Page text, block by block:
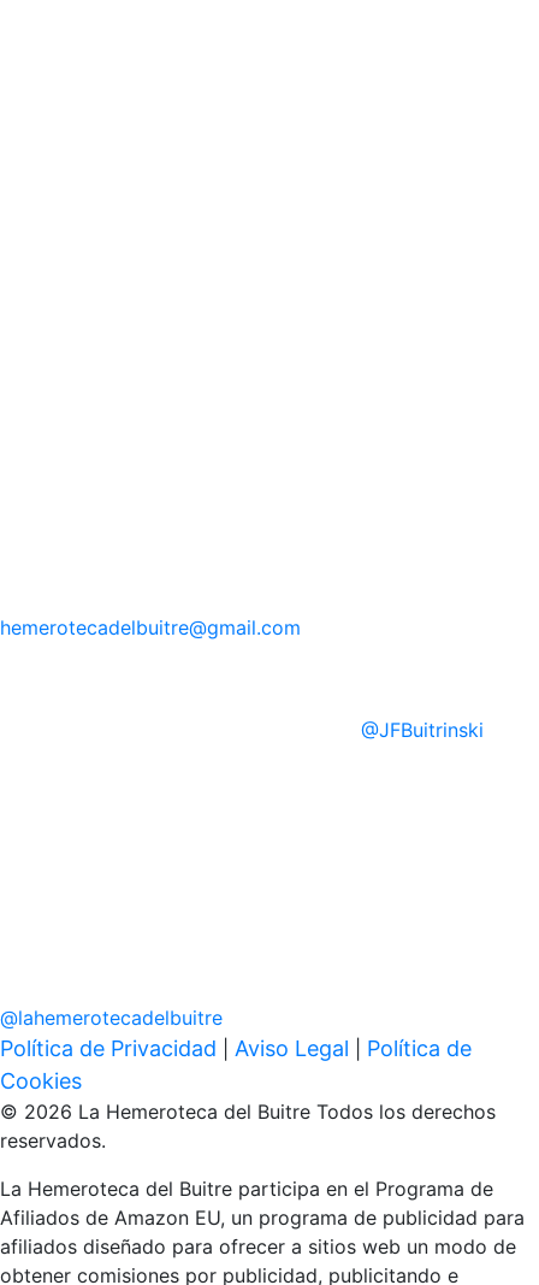
hemerotecadelbuitre@gmail.com
@JFBuitrinski
@lahemerotecadelbuitre
Política de Privacidad Aviso Legal
Política de
Cookies
© 2026 La Hemeroteca del Buitre Todos los derechos
reservados.
La Hemeroteca del Buitre participa en el Programa de
Afiliados de Amazon EU, un programa de publicidad para
afiliados diseñado para ofrecer a sitios web un modo de
obtener comisiones por publicidad, publicitando e